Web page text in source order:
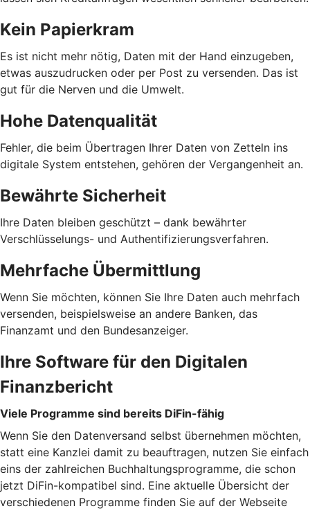
Kein Papierkram
Es ist nicht mehr nötig, Daten mit der Hand einzugeben,
etwas auszudrucken oder per Post zu versenden. Das ist
gut für die Nerven und die Umwelt.
Hohe Datenqualität
Fehler, die beim Übertragen Ihrer Daten von Zetteln ins
digitale System entstehen, gehören der Vergangenheit an.
Bewährte Sicherheit
Ihre Daten bleiben geschützt – dank bewährter
Verschlüsselungs- und Authentifizierungsverfahren.
Mehrfache Übermittlung
Wenn Sie möchten, können Sie Ihre Daten auch mehrfach
versenden, beispielsweise an andere Banken, das
Finanzamt und den Bundesanzeiger.
Ihre Software für den Digitalen
Finanzbericht
Viele Programme sind bereits DiFin-fähig
Wenn Sie den Datenversand selbst übernehmen möchten,
statt eine Kanzlei damit zu beauftragen, nutzen Sie einfach
eins der zahlreichen Buchhaltungsprogramme, die schon
jetzt DiFin-kompatibel sind. Eine aktuelle Übersicht der
verschiedenen Programme finden Sie auf der Webseite